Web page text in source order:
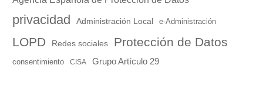
privacidad Administración Local e-Administración
LOPD Redes sociales Protección de Datos
consentimiento CISA Grupo Artículo 29